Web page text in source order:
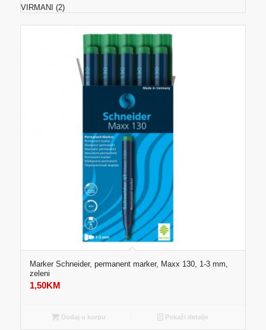
VIRMANI (2)
Marker Schneider, permanent marker, Maxx 130, 1-3 mm,
zeleni
1,50KM
Dodaj u korpu Pokaži detalje